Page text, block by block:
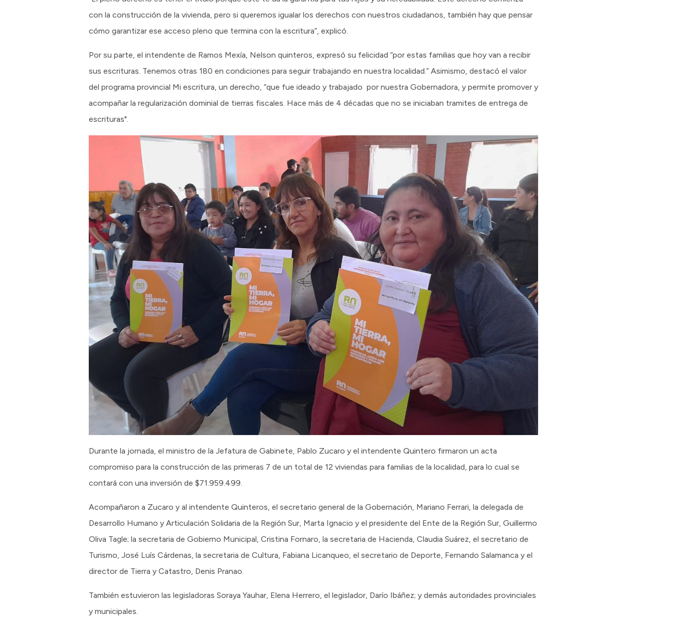
con la construcción de la vivienda, pero si queremos igualar los derechos con nuestros ciudadanos, también hay que pensar
cómo garantizar ese acceso pleno que termina con la escritura”, explicó.
Por su parte, el intendente de Ramos Mexía, Nelson quinteros, expresó su felicidad “por estas familias que hoy van a recibir
sus escrituras. Tenemos otras 180 en condiciones para seguir trabajando en nuestra localidad.” Asimismo, destacó el valor
del programa provincial Mi escritura, un derecho, “que fue ideado y trabajado por nuestra Gobernadora, y permite promover y
acompañar la regularización dominial de tierras fiscales. Hace más de 4 décadas que no se iniciaban tramites de entrega de
escrituras".
Durante la jornada, el ministro de la Jefatura de Gabinete, Pablo Zucaro y el intendente Quintero firmaron un acta
compromiso para la construcción de las primeras 7 de un total de 12 viviendas para familias de la localidad, para lo cual se
contará con una inversión de $71.959.499.
Acompañaron a Zucaro y al intendente Quinteros, el secretario general de la Gobernación, Mariano Ferrari, la delegada de
Desarrollo Humano y Articulación Solidaria de la Región Sur, Marta Ignacio y el presidente del Ente de la Región Sur, Guillermo
Oliva Tagle; la secretaria de Gobierno Municipal, Cristina Fornaro, la secretaria de Hacienda, Claudia Suárez, el secretario de
Turismo, José Luís Cárdenas, la secretaria de Cultura, Fabiana Licanqueo, el secretario de Deporte, Fernando Salamanca y el
director de Tierra y Catastro, Denis Pranao.
También estuvieron las legisladoras Soraya Yauhar, Elena Herrero, el legislador, Darío Ibáñez; y demás autoridades provinciales
y municipales.